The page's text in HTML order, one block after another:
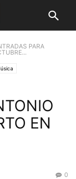
PARA
EN
0